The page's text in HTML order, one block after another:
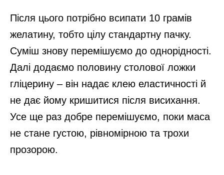
Після цього потрібно всипати 10 грамів
желатину, тобто цілу стандартну пачку.
Суміш знову перемішуємо до однорідності.
Далі додаємо половину столової ложки
гліцерину – він надає клею еластичності й
не дає йому кришитися після висихання.
Усе ще раз добре перемішуємо, поки маса
не стане густою, рівномірною та трохи
прозорою.